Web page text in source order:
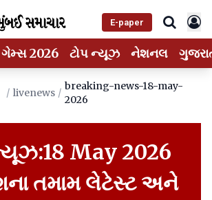
E-paper
2026 ટોપ ન્યૂઝ નેશનલ
/ livenews /
breaking-news-18-may-
2026
May 2026
તમામ લેટેસ્ટ અને